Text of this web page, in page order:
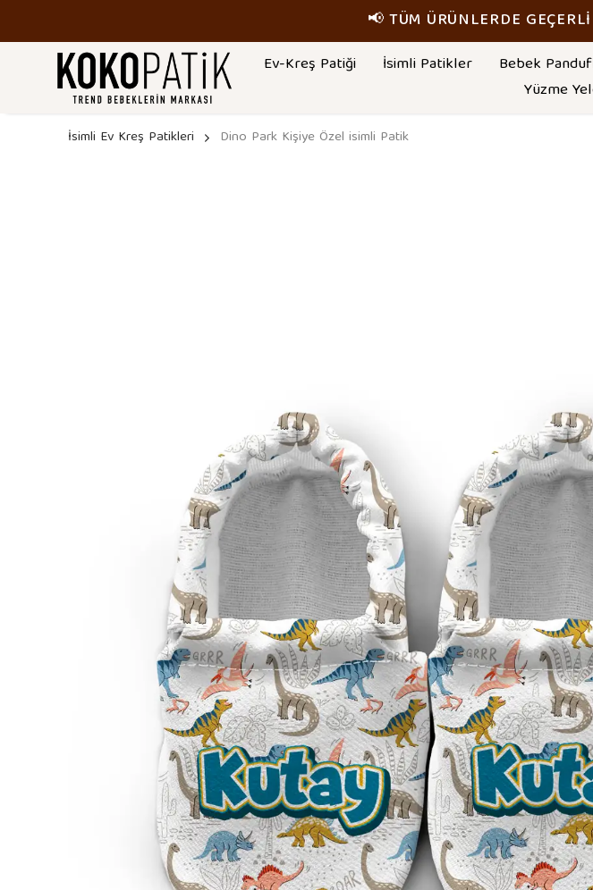
📢 TÜM ÜRÜNLERDE
Ev-Kreş Patiği İsimli Patikler Bebek
Yüzme
İsimli Ev Kreş Patikleri Dino Park Kişiye Özel isimli Patik